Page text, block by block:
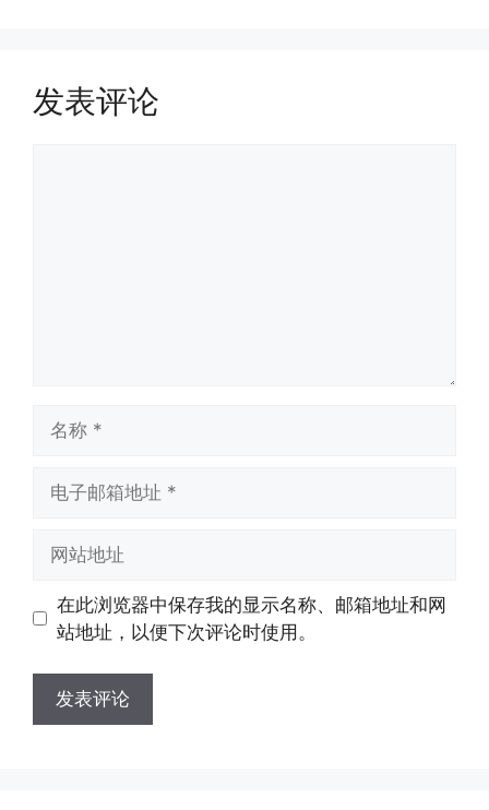
发表评论
址
址
在此浏览器中保存我的显示名称、邮箱地址和网
站地址，以便下次评论时使用。